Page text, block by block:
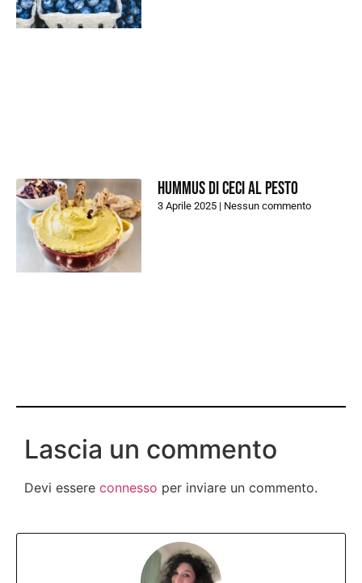
Hummus di ceci al pesto
3 Aprile 2025 Nessun commento
Lascia un commento
Devi essere connesso per inviare un commento.